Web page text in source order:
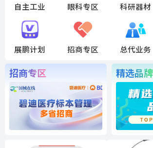
自主工业 眼科专区 科研器材
展鹏计划 招商专区 总代业务
招商专区 精选品牌